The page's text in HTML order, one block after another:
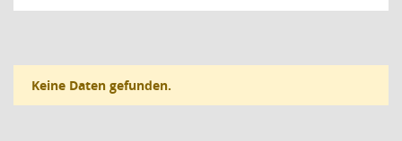
Keine Daten gefunden.